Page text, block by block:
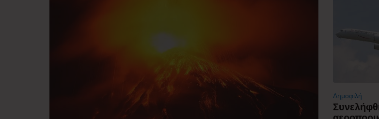
Δημοφιλή